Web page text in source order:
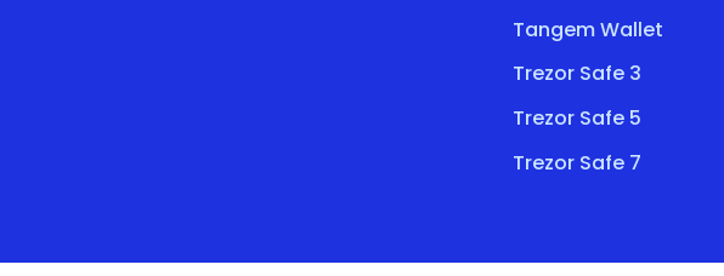
Tangem Wallet
Trezor Safe 3
Trezor Safe 5
Trezor Safe 7